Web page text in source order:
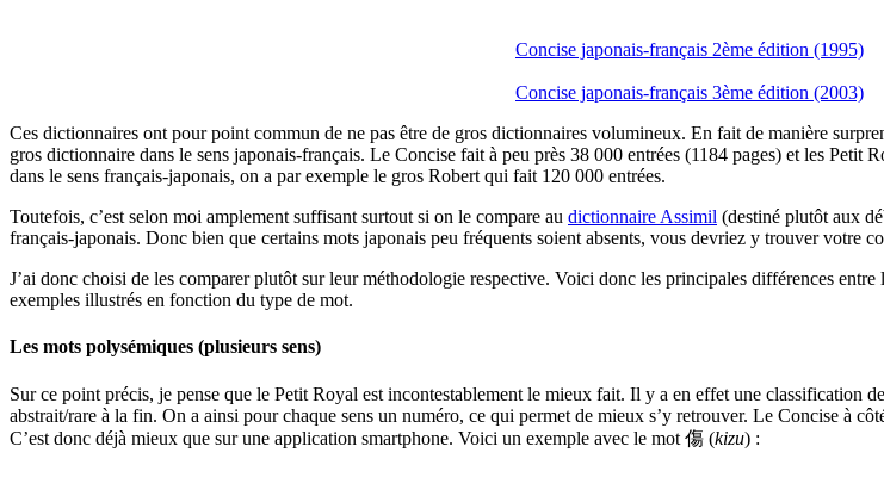
Concise japonais-français 2ème édition (1995)
Concise japonais-français 3ème édition (2003)
Ces dictionnaires ont pour point commun de ne pas être de gros dictionnaires volumineux. En fait de manière
gros dictionnaire dans le sens japonais-français. Le Concise fait à peu près 38 000 entrées (1184 pages) et les Petit
dans le sens français-japonais, on a par exemple le gros Robert qui fait 120 000 entrées.
Toutefois, c’est selon moi amplement suffisant surtout si on le compare au dictionnaire Assimil (destiné plutôt aux
français-japonais. Donc bien que certains mots japonais peu fréquents soient absents, vous devriez y trouver votre
J’ai donc choisi de les comparer plutôt sur leur méthodologie respective. Voici donc les principales différences
exemples illustrés en fonction du type de mot.
Les mots polysémiques (plusieurs sens)
Sur ce point précis, je pense que le Petit Royal est incontestablement le mieux fait. Il y a en effet une classification
abstrait/rare à la fin. On a ainsi pour chaque sens un numéro, ce qui permet de mieux s’y retrouver. Le Concise à
C’est donc déjà mieux que sur une application smartphone. Voici un exemple avec le mot 傷 (kizu) :